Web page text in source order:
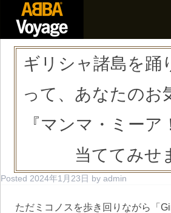
ギリシャ諸島を踊
って、あなたのお
『マンマ・ミーア
当ててみせ
Posted 2024年1月23日 by admin
ただミコノスを歩き回りながら「